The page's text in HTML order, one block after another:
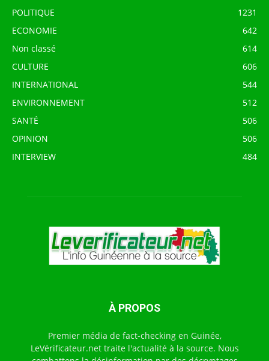
POLITIQUE
1231
ECONOMIE
642
Non classé
614
CULTURE
606
INTERNATIONAL
544
ENVIRONNEMENT
512
SANTÉ
506
OPINION
506
INTERVIEW
484
À PROPOS
Premier média de fact-checking en Guinée,
LeVérificateur.net traite l'actualité à la source. Nous